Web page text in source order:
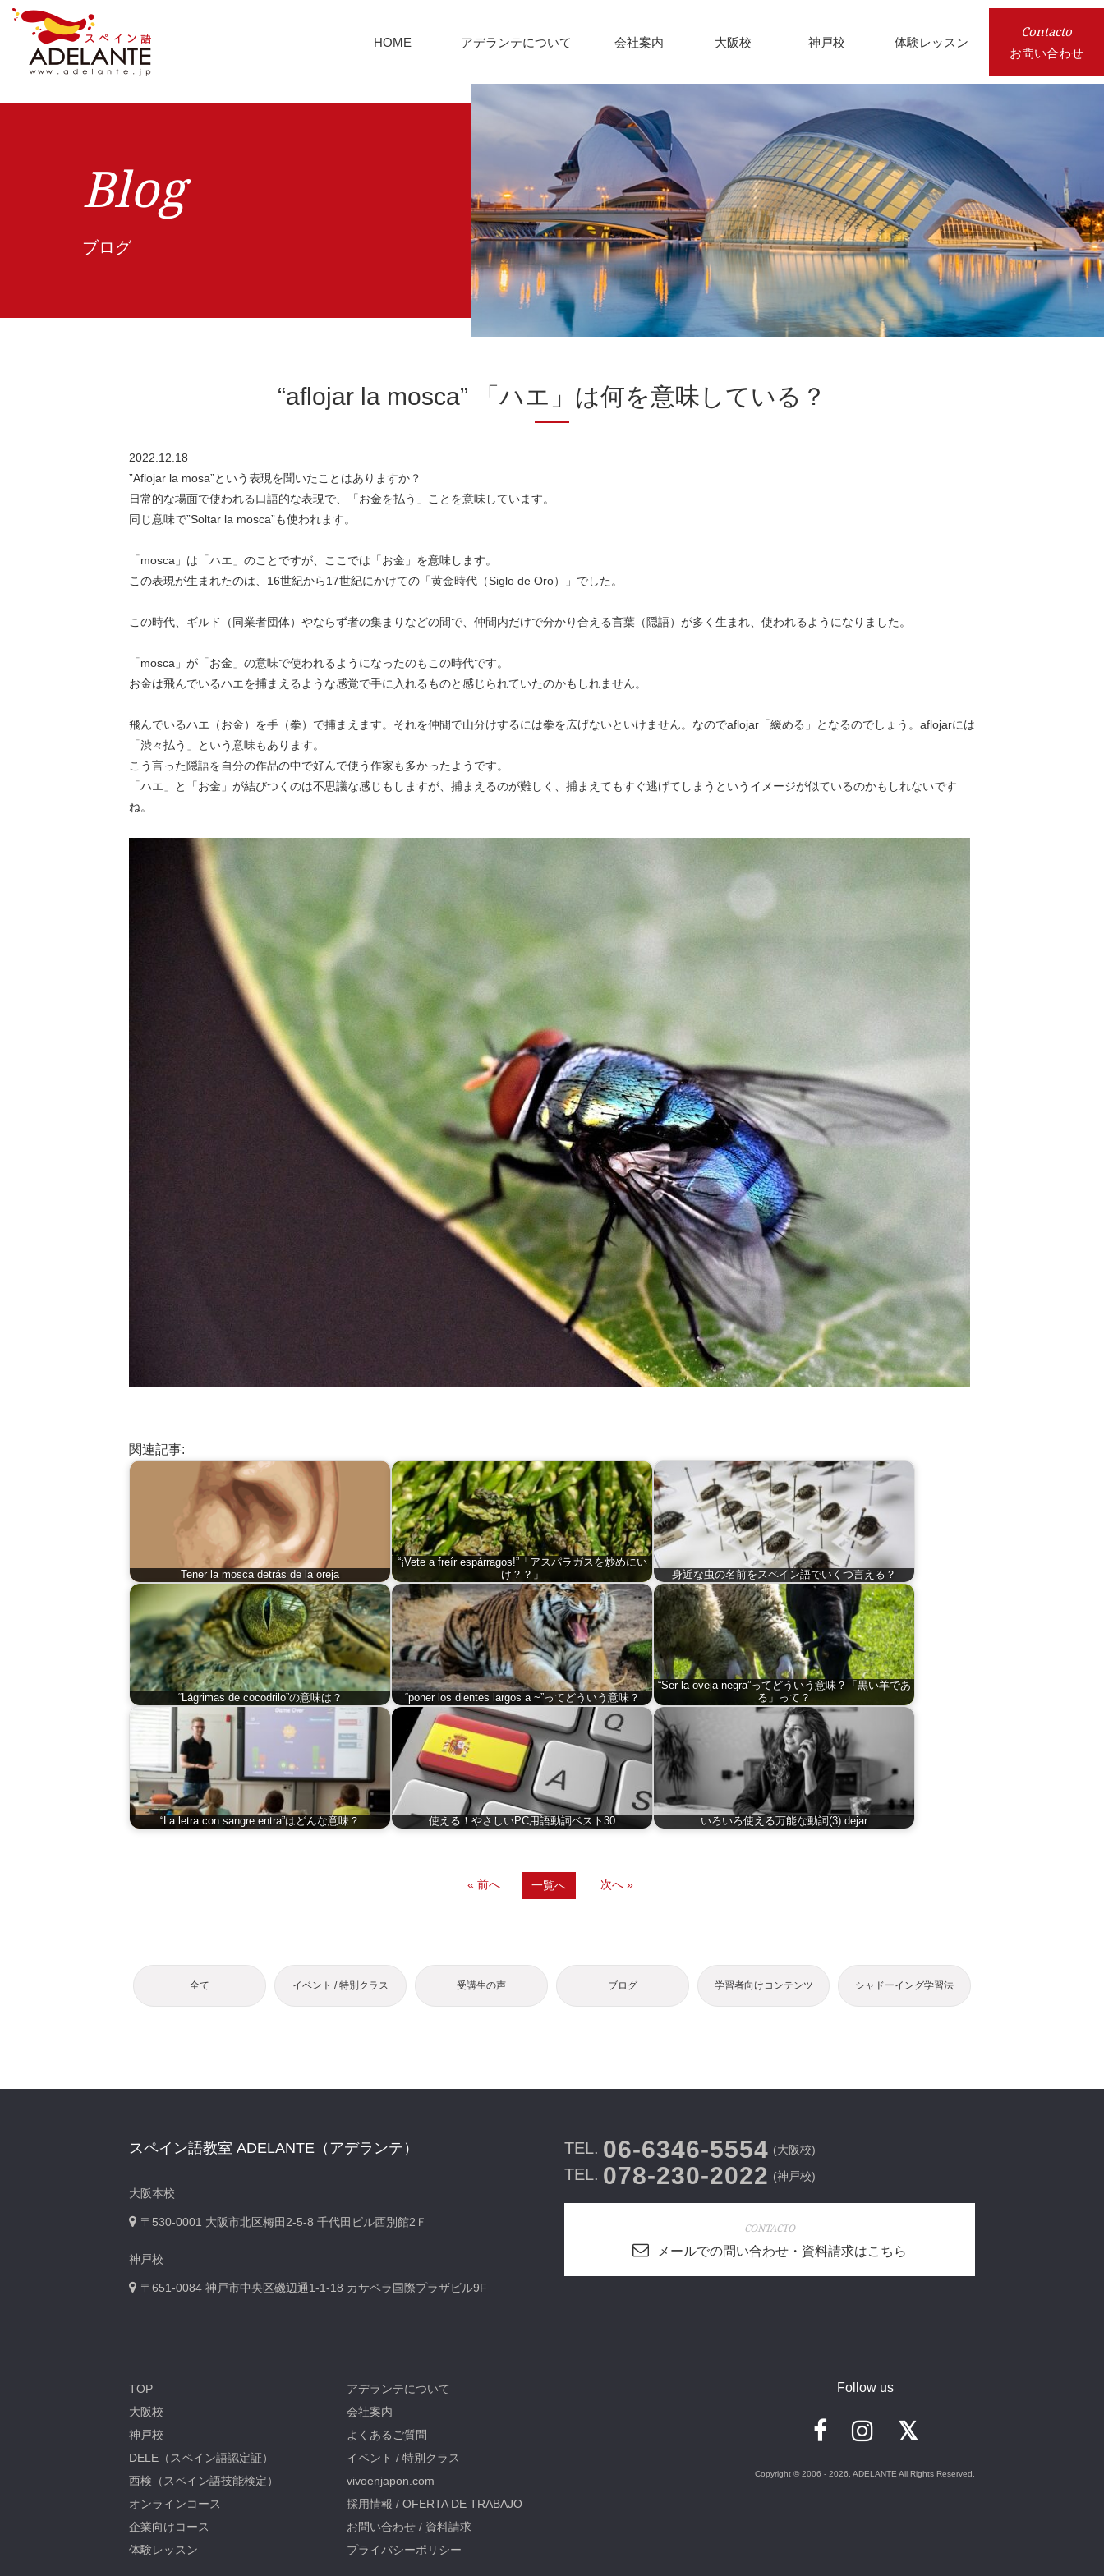
HOME アデランテについて 会社案内 大阪校 神戸校 体験レッスン
Contacto
お問い合わせ
Blog
ブログ
“aflojar la mosca” 「ハエ」は何を意味している？
2022.12.18
”Aflojar la mosa”という表現を聞いたことはありますか？
日常的な場面で使われる口語的な表現で、「お金を払う」ことを意味しています。
同じ意味で”Soltar la mosca”も使われます。
「mosca 」は「ハエ」のことですが、ここでは「お金」を意味します。
この表現が生まれたのは、16世紀から17世紀にかけての「黄金時代（Siglo de Oro）」でした。
この時代、ギルド（同業者団体）やならず者の集まりなどの間で、仲間内だけで分かり合える言葉（隠語）が多く生まれ、使われるようになりました。
「mosca」が「お金」の意味で使われるようになったのもこの時代です。
お金は飛んでいるハエを捕まえるような感覚で手に入れるものと感じられていたのかもしれません。
飛んでいるハエ（お金）を手（拳）で捕まえます。それを仲間で山分けするには拳を広げないといけません。なのでaflojar「緩める」となるのでしょう。aflojarには
「渋々払う」という意味もあります。
こう言った隠語を自分の作品の中で好んで使う作家も多かったようです。
「ハエ」と「お金」が結びつくのは不思議な感じもしますが、捕まえるのが難しく、捕まえてもすぐ逃げてしまうというイメージが似ているのかもしれないです
ね。
関連記事:
Tener la mosca detrás de la oreja
“¡Vete a freír espárragos!”「アスパラガスを炒めにい
け？？」
身近な虫の名前をスペイン語でいくつ言える？
“Lágrimas de cocodrilo”の意味は？ “poner los dientes largos a ~”ってどういう意味？
“Ser la oveja negra”ってどういう意味？「黒い羊であ
る」って？
“La letra con sangre entra”はどんな意味？ 使える！やさしいPC用語動詞ベスト30 いろいろ使える万能な動詞(3) dejar
« 前へ 一覧へ 次へ »
全て イベント / 特別クラス 受講生の声 ブログ 学習者向けコンテンツ シャドーイング学習法
スペイン語教室 ADELANTE（アデランテ）
大阪本校
〒530-0001 大阪市北区梅田2-5-8 千代田ビル西別館2Ｆ
神戸校
〒651-0084 神戸市中央区磯辺通1-1-18 カサベラ国際プラザビル9F
TEL. 06-6346-5554 (大阪校)
TEL. 078-230-2022 (神戸校)
CONTACTO
メールでの問い合わせ・資料請求はこちら
TOP
大阪校
神戸校
DELE（スペイン語認定証）
西検（スペイン語技能検定）
オンラインコース
企業向けコース
体験レッスン
アデランテについて
会社案内
よくあるご質問
イベント / 特別クラス
vivoenjapon.com
採用情報 / OFERTA DE TRABAJO
お問い合わせ / 資料請求
プライバシーポリシー
Follow us
Copyright © 2006 - 2026. ADELANTE All Rights Reserved.